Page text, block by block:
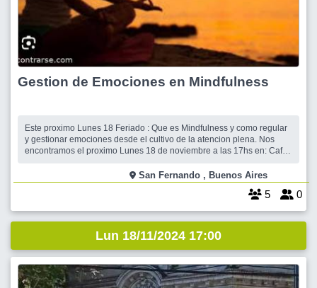
Gestion de Emociones en Mindfulness
Este proximo Lunes 18 Feriado : Que es Mindfulness y como regular
y gestionar emociones desde el cultivo de la atencion plena. Nos
encontramos el proximo Lunes 18 de noviembre a las 17hs en: Cafe
consumicion no incluid
San Fernando , Buenos Aires
5 0
Lun 18/11/2024 17:00